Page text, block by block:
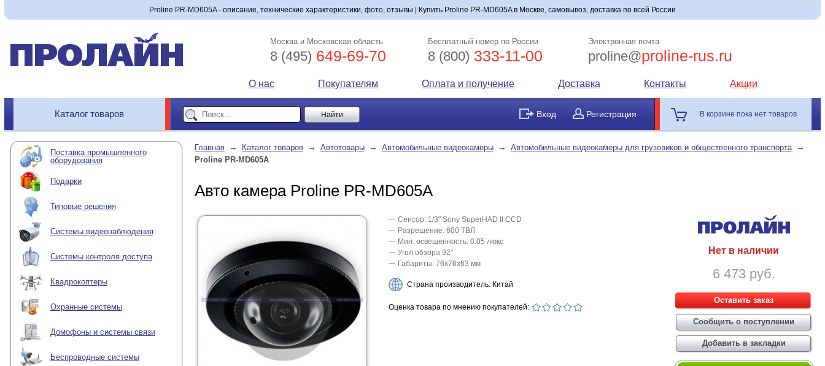
Proline PR-MD605A - описание, технические характеристики, фото, отзывы | Купить Proline PR-MD605A в Москве, самовывоз, доставка по всей России
Москва и Московская область
8 (495) 649-69-70
Бесплатный номер по России
8 (800) 333-11-00
Электронная почта
proline@proline-rus.ru
О нас Покупателям Оплата и получение Доставка Контакты Акции
Каталог товаров Вход Регистрация В корзине пока нет товаров
Поставка промышленного
оборудования
Подарки
Типовые решения
Системы видеонаблюдения
Системы контроля доступа
Квадрокоптеры
Охранные системы
Домофоны и системы связи
Беспроводные системы
Главная → Каталог товаров → Автотовары → Автомобильные видеокамеры → Автомобильные видеокамеры для грузовиков и общественного транспорта →
Proline PR-MD605A
Авто камера Proline PR-MD605A
Сенсор: 1/3" Sony SuperHAD II CCD
Разрешение: 600 ТВЛ
Мин. освещенность: 0.05 люкс
Угол обзора 92°
Габариты: 76х76х63 мм
Страна производитель: Китай
Оценка товара по мнению покупателей:
Нет в наличии
6 473 руб.